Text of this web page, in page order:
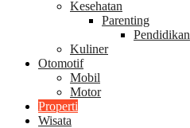
Kesehatan
Parenting
Pendidikan
Kuliner
Otomotif
Mobil
Motor
Properti
Wisata